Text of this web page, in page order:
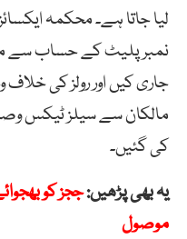
نمبر پلیٹ کے حساب سے
جاری کیں اور رولز کی
مالکان سے سیلز ٹیکس
کی گئیں۔
یہ بھی پڑھیں:ججز کو
موصول